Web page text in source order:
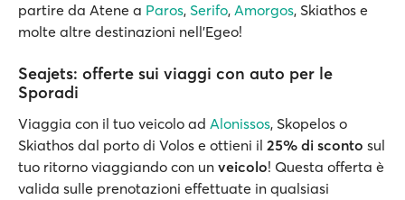
partire da Atene a Paros, Serifo, Amorgos, Skiathos e
molte altre destinazioni nell'Egeo!
Seajets: offerte sui viaggi con auto per le
Sporadi
Viaggia con il tuo veicolo ad Alonissos, Skopelos o
Skiathos dal porto di Volos e ottieni il 25% di sconto sul
tuo ritorno viaggiando con un veicolo! Questa offerta è
valida sulle prenotazioni effettuate in qualsiasi